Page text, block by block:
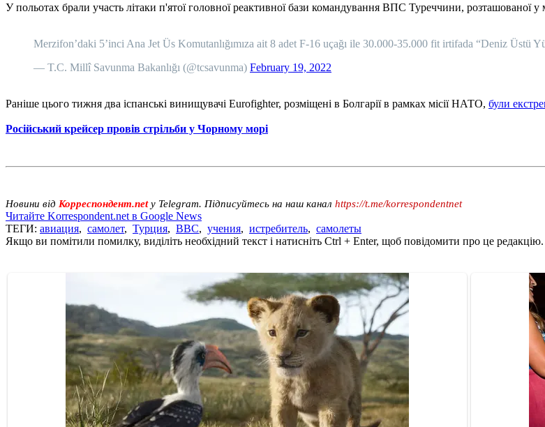
У польотах брали участь літаки п'ятої головної реактивної бази командування ВПС Туреччини, розташованої у
Merzifon’daki 5’inci Ana Jet Üs Komutanlığımıza ait 8 adet F-16 uçağı ile 30.000-35.000 fit irtifada “Deniz Üstü
— T.C. Millî Savunma Bakanlığı (@tcsavunma) February 19, 2022
Раніше цього тижня два іспанські винищувачі Eurofighter, розміщені в Болгарії в рамках місії НАТО, були
Російський крейсер провів стрільби у Чорному морі
Новини від Корреспондент.netу Telegram. Підписуйтесь на наш канал https://t.me/korrespondentnet
Читайте Korrespondent.net в Google News
ТЕГИ: авиация, самолет, Турция, ВВС, учения, истребитель, самолеты
Якщо ви помітили помилку, виділіть необхідний текст і натисніть Ctrl + Enter, щоб повідомити про це редакцію.